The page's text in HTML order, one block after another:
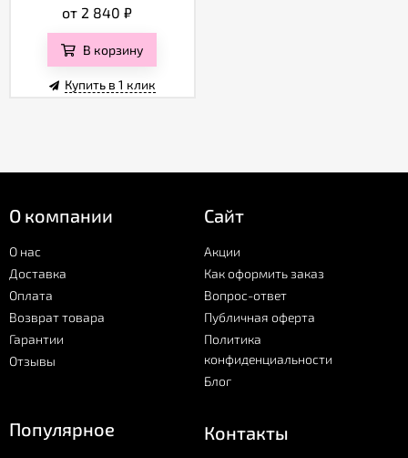
от 2 840 ₽
В корзину
Купить в 1 клик
О компании
О нас
Доставка
Оплата
Возврат товара
Гарантии
Отзывы
Сайт
Акции
Как оформить заказ
Вопрос-ответ
Публичная оферта
Политика
конфиденциальности
Блог
Популярное Контакты